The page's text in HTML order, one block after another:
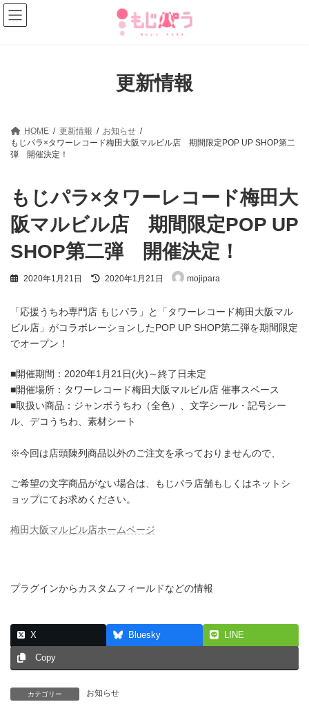
コ
ン
テ
ナ
ビ
ゲ
更新情報
HOME 更新情報
お知らせ
もじパラ×タワーレコード梅田大阪マルビル店 期間限定POP UP SHOP第二
弾 開催決定！
もじパラ×タワーレコード梅田大
阪マルビル店 期間限定POP UP
SHOP第二弾 開催決定！
2020年1月21日
最
新
時
2020年1月21日 mojipara
「応援うちわ専門店 もじパラ」と「タワーレコード梅田大阪マル
ビル店」がコラボレーションしたPOP UP SHOP第二弾を期間限定
でオープン！
■開催期間：2020年1月21日(火)～終了日未定
■開催場所：タワーレコード梅田大阪マルビル店 催事スペース
■取扱い商品：ジャンボうちわ（全色）、文字シール・記号シー
ル、デコうちわ、素材シート
※今回は店頭陳列商品以外のご注文を承っておりませんので、
ご希望の文字商品がない場合は、もじパラ店舗もしくはネットシ
ョップにてお求めください。
梅田大阪マルビル店ホームページ
プラグインからカスタムフィールドなどの情報
X Bluesky LINE
Copy
カテゴリー お知らせ